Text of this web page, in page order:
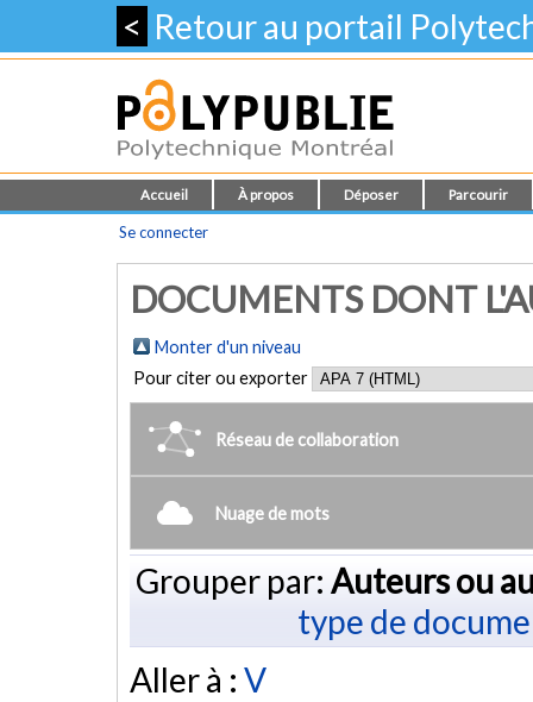
< Retour au portail
Accueil À propos Déposer Parcourir
Se connecter
DOCUMENTS DONT
Monter d'un niveau
Pour citer ou exporter
Réseau de collaboration
Nuage de mots
Grouper par: Auteurs ou
type de
Aller à : V